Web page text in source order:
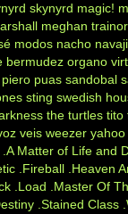
skynyrd magic!
meghan trainor
modos nacho
bermudez organo
piero puas sandobal
sting swedish
the turtles tito
veis weezer yahoo
.A Matter of Life and
.Fireball .Heaven
.Load .Master Of
.Stained Class